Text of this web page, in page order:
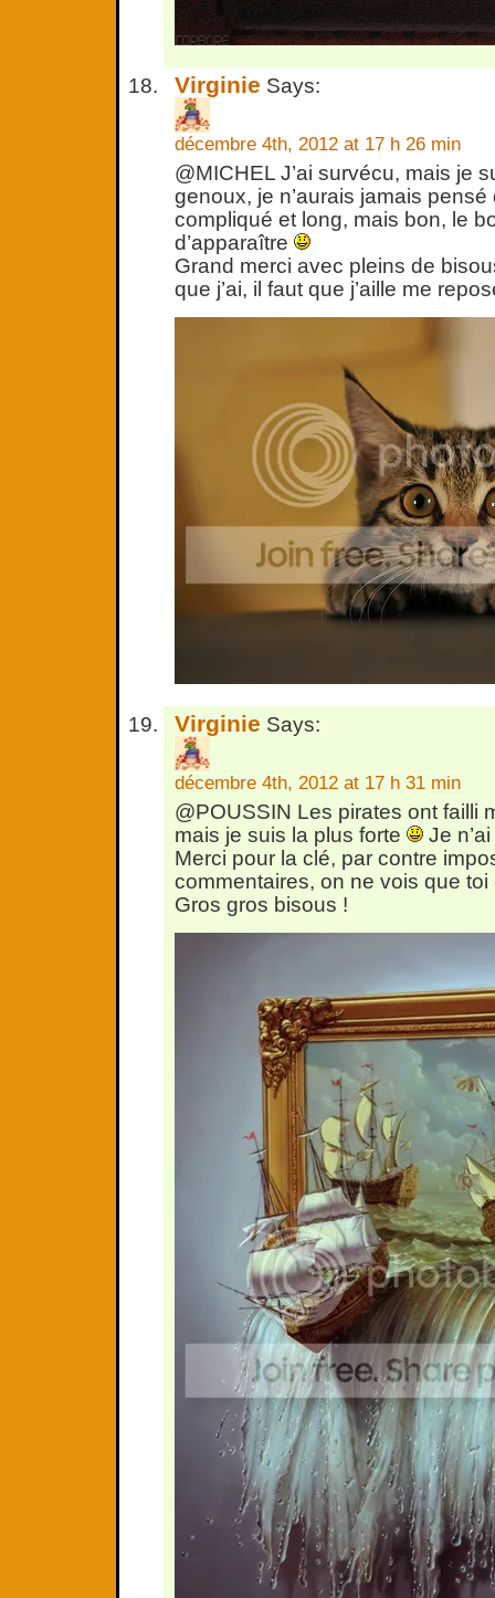
Virginie Says:
décembre 4th, 2012 at 17 h 26 min
@MICHEL J’ai survécu, mais je
genoux, je n’aurais jamais
compliqué et long, mais bon, le
d’apparaître
Grand merci avec pleins de
que j’ai, il faut que j’aille me
Virginie Says:
décembre 4th, 2012 at 17 h 31 min
@POUSSIN Les pirates ont failli
mais je suis la plus forte
Je
Merci pour la clé, par contre
commentaires, on ne vois que
Gros gros bisous !